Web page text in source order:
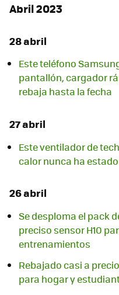
Abril 2023
28 abril
Este teléfono
pantallón, cargador
rebaja hasta la fecha
27 abril
Este ventilador de
calor nunca ha
26 abril
Se desploma el pack
preciso sensor H10
entrenamientos
Rebajado casi a
para hogar y